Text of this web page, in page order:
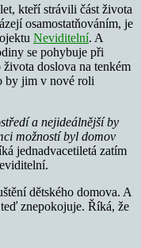
kteří strávili část života
osamostatňováním, je
Neviditelní. A
se pohybuje při
doslova na tenkém
by jim v nové roli
a nejideálnější by
možností byl domov
jednadvacetiletá zatím
dětského domova. A
znepokojuje. Říká, že